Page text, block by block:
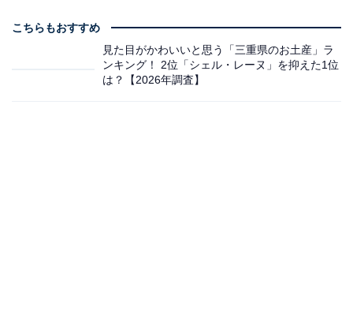
こちらもおすすめ
見た目がかわいいと思う「三重県のお土産」ラ
ンキング！ 2位「シェル・レーヌ」を抑えた1位
は？【2026年調査】